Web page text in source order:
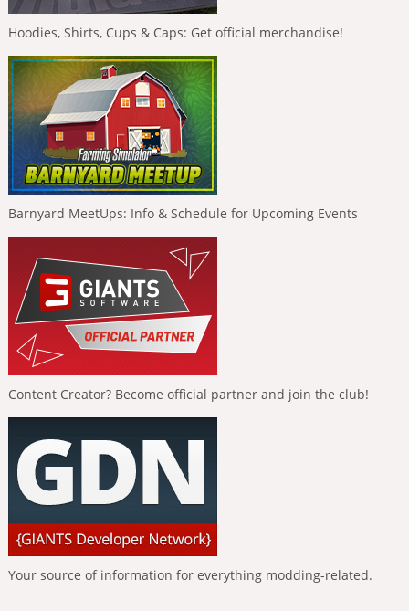
Hoodies, Shirts, Cups & Caps: Get official merchandise!
Barnyard MeetUps: Info & Schedule for Upcoming Events
Content Creator? Become official partner and join the club!
Your source of information for everything modding-related.